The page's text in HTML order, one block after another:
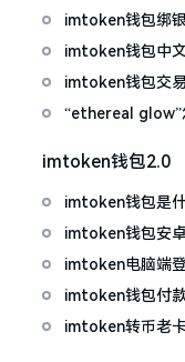
几招试试
imtoken钱包绑
imtoken钱包中
imtoken钱包交
“ethereal glow”
imtoken钱包2.0
imtoken钱包是
imtoken钱包安
imtoken电脑端
imtoken钱包付
imtoken转币老